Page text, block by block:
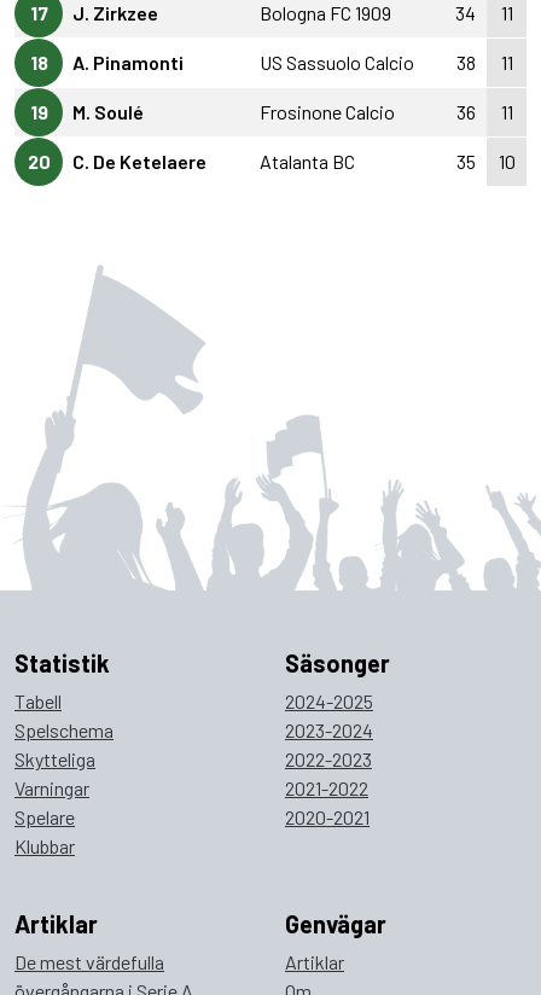
17 J. Zirkzee Bologna FC 1909 34 11
18 A. Pinamonti US Sassuolo Calcio 38 11
19 M. Soulé Frosinone Calcio 36 11
20 C. De Ketelaere Atalanta BC 35 10
Statistik
Tabell
Spelschema
Skytteliga
Varningar
Spelare
Klubbar
Säsonger
2024-2025
2023-2024
2022-2023
2021-2022
2020-2021
Artiklar
De mest värdefulla
Genvägar
Artiklar